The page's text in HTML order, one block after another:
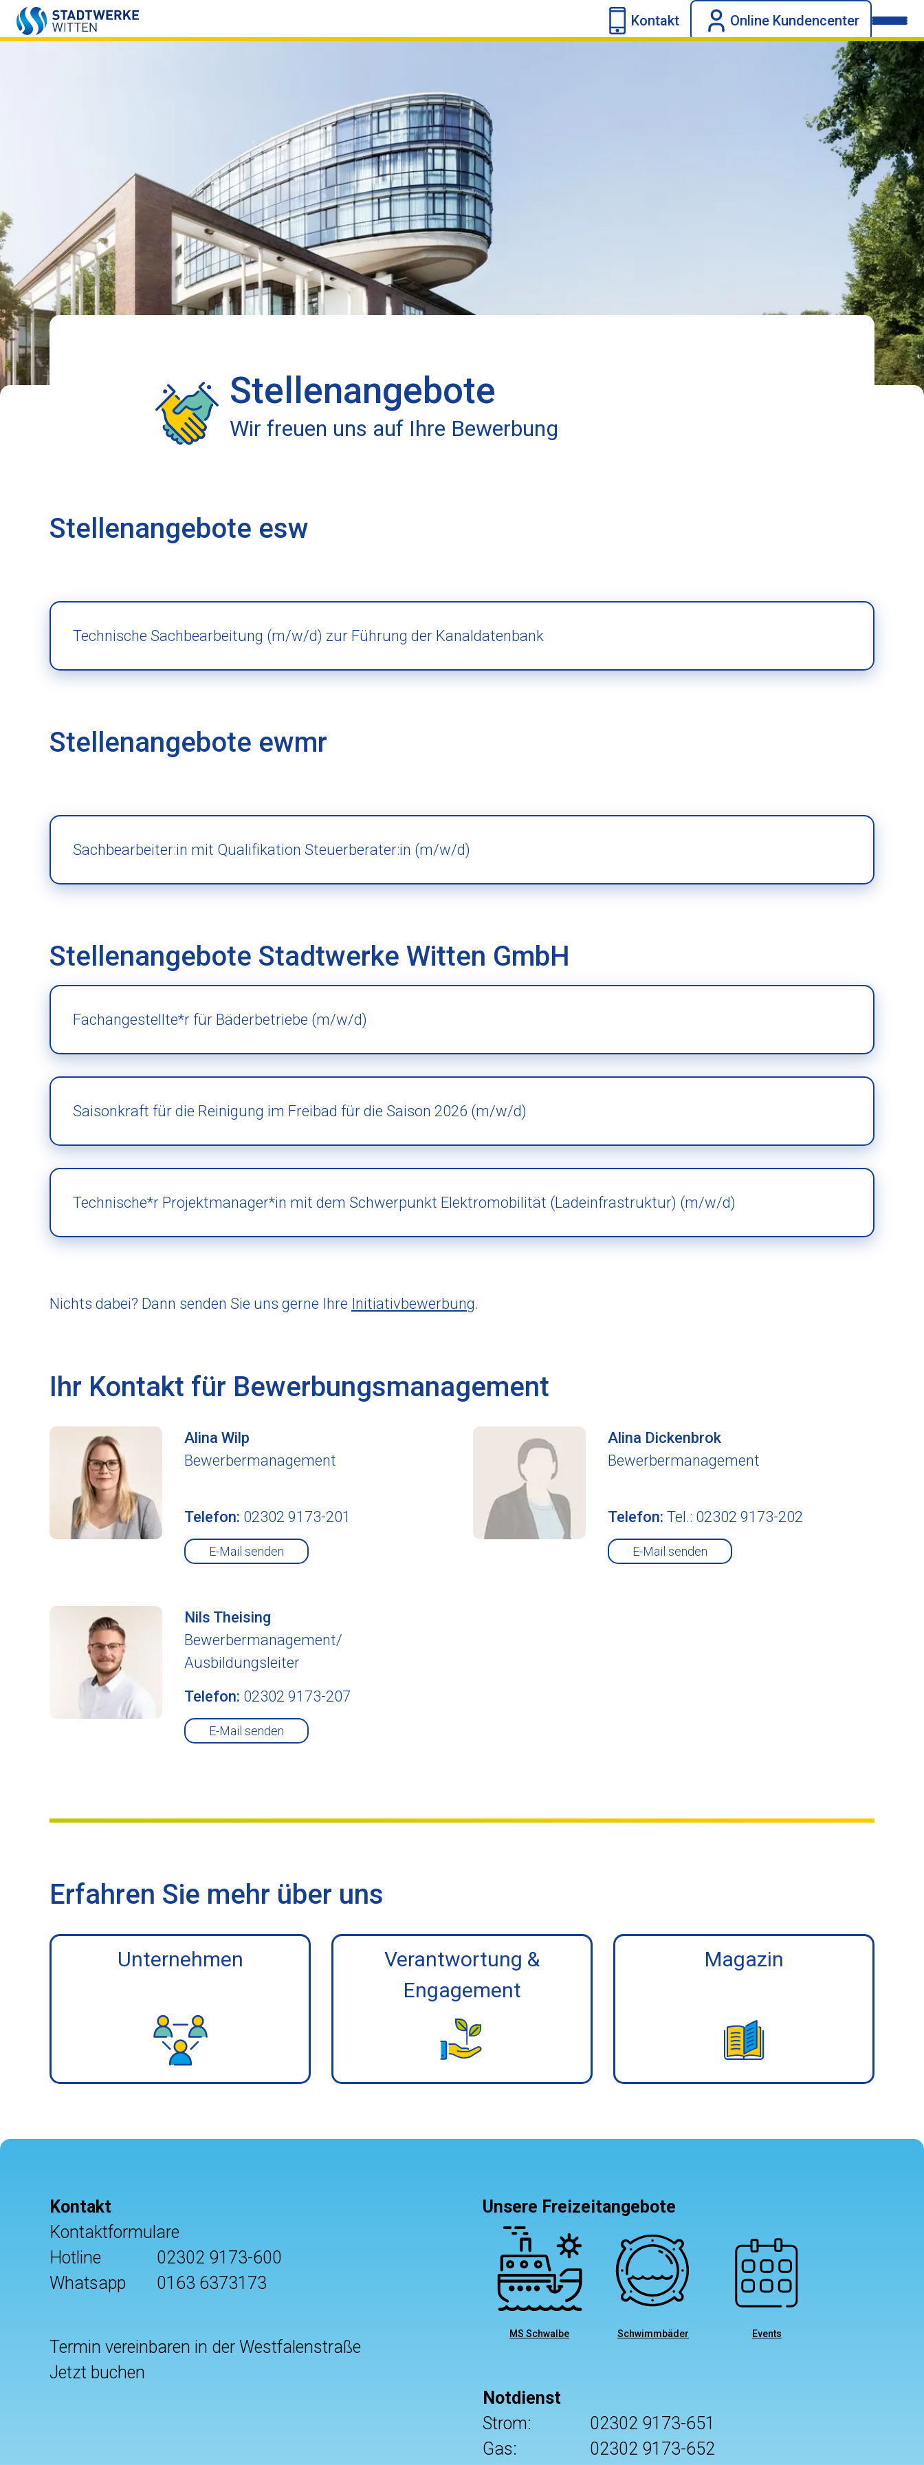
Kontakt Online Kundencenter
Stellenangebote
Wir freuen uns auf Ihre Bewerbung
Stellenangebote esw
Technische Sachbearbeitung (m/w/d) zur Führung der Kanaldatenbank
Stellenangebote ewmr
Sachbearbeiter:in mit Qualifikation Steuerberater:in (m/w/d)
Stellenangebote Stadtwerke Witten GmbH
Fachangestellte*r für Bäderbetriebe (m/w/d)
Saisonkraft für die Reinigung im Freibad für die Saison 2026 (m/w/d)
Technische*r Projektmanager*in mit dem Schwerpunkt Elektromobilität (Ladeinfrastruktur) (m/w/d)
Nichts dabei? Dann senden Sie uns gerne Ihre Initiativbewerbung.
Ihr Kontakt für Bewerbungsmanagement
Alina Wilp
Bewerbermanagement
Telefon: 02302 9173-201
E-Mail senden
Alina Dickenbrok
Bewerbermanagement
Telefon: Tel.: 02302 9173-202
E-Mail senden
Nils Theising
Bewerbermanagement/
Ausbildungsleiter
Telefon: 02302 9173-207
E-Mail senden
Erfahren Sie mehr über uns
Unternehmen
Verantwortung &
Engagement
Magazin
Kontakt
Kontaktformulare
Hotline
02302 9173-600
Whatsapp
0163 6373173
Termin vereinbaren in der Westfalenstraße
Jetzt buchen
Unsere Freizeitangebote
MS Schwalbe Schwimmbäder Events
Notdienst
Strom:
02302 9173-651
Gas:
02302 9173-652